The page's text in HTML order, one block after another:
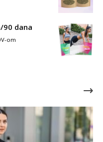
90 dana
RSD
om